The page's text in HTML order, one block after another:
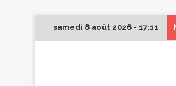
samedi 8 août 2026 - 17:11